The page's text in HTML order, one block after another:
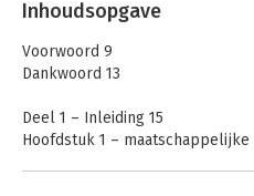
Inhoudsopgave
Voorwoord 9
Dankwoord 13
Deel 1 – Inleiding 15
Hoofdstuk 1 – maatschappelijke